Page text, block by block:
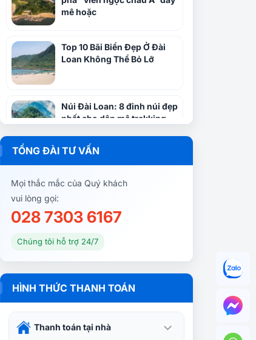
mê hoặc
Top 10 Bãi Biển Đẹp Ở Đài
Loan Không Thể Bỏ Lỡ
Núi Đài Loan: 8 đỉnh núi đẹp
nhất cho dân mê trekking
Wulai — Suối khoáng, thác
nước và hồn bản địa Atayal
Window on China Theme
Park: “Du lịch thế giới”
trong 1 ngày tại Đài Loan
Phủ Tổng Thống Đài Loan:
TỔNG ĐÀI TƯ VẤN
Mọi thắc mắc của Quý khách
vui lòng gọi:
028 7303 6167
Chúng tôi hỗ trợ 24/7
HÌNH THỨC THANH TOÁN
Thanh toán tại nhà